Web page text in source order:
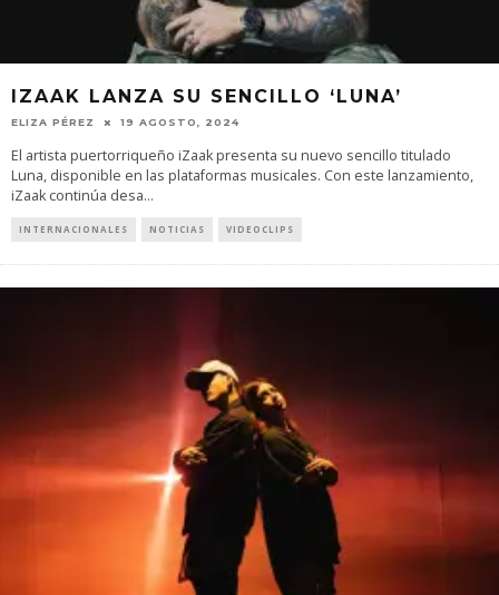
IZAAK LANZA SU SENCILLO ‘LUNA’
ELIZA PÉREZ 19 AGOSTO, 2024
El artista puertorriqueño iZaak presenta su nuevo sencillo titulado
Luna, disponible en las plataformas musicales. Con este lanzamiento,
iZaak continúa desa...
INTERNACIONALES NOTICIAS VIDEOCLIPS